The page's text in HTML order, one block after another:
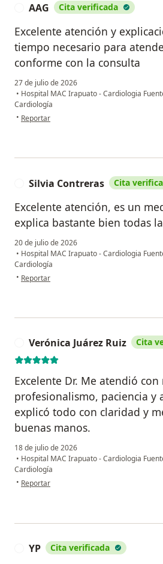
AAG Cita verificada
Excelente atención y
tiempo necesario para
conforme con la consulta
27 de julio de 2026
• Hospital MAC Irapuato - Cardiologia
Cardiología
• en opinión del usuario AAG
Reportar
Silvia Contreras Cita
Excelente atención, es un
explica bastante bien todas
20 de julio de 2026
• Hospital MAC Irapuato - Cardiologia
Cardiología
• en opinión del usuario Silvia Contreras
Reportar
Verónica Juárez Ruiz Cita
Excelente Dr. Me atendió con
profesionalismo, paciencia y
explicó todo con claridad y
buenas manos.
18 de julio de 2026
• Hospital MAC Irapuato - Cardiologia
Cardiología
• en opinión del usuario Verónica Juárez Ruiz
Reportar
YP Cita verificada